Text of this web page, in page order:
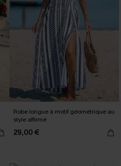
Robe longue à motif géométrique au
style affirmé
29,00 €